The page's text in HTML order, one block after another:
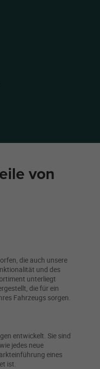
von
die auch unsere
und des
unterliegt
die für ein
Fahrzeugs sorgen.
entwickelt. Sie sind
jedes neue
eines
ist.